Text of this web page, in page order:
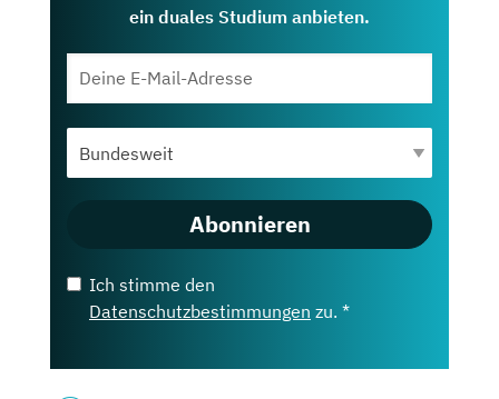
ein duales Studium anbieten.
Abonnieren
Ich stimme den
Datenschutzbestimmungen zu. *